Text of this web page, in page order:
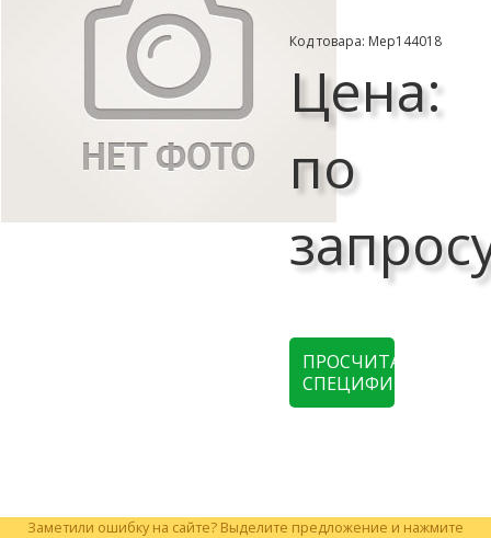
Код товара: Мер144018
Цена:
по
ПРОСЧИТАТЬ
СПЕЦИФИКАЦИЮ
Заметили ошибку на сайте? Выделите предложение и нажмите